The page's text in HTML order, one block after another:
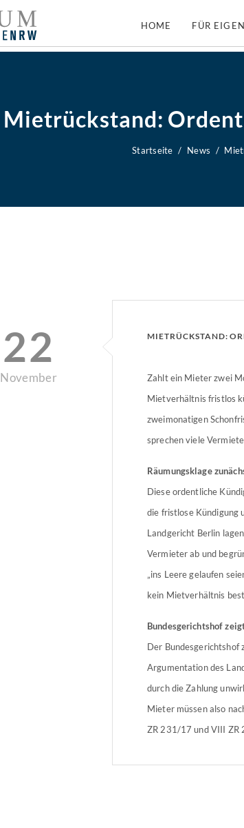
HOME FÜR
Mietrückstand:
Startseite News
22
November
MIETRÜCKSTAND:
Zahlt ein Mieter zwei
Mietverhältnis fristlos
zweimonatigen
sprechen viele
Räumungsklage
Diese ordentliche
die fristlose Kündigung
Landgericht Berlin
Vermieter ab und
„ins Leere gelaufen
kein Mietverhältnis
Bundesgerichtshof
Der Bundesgerichtshof
Argumentation des
durch die Zahlung
Mieter müssen also
ZR 231/17 und VIII ZR